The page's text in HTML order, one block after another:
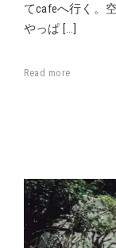
てcafeへ行く。
やっぱ […]
Read more